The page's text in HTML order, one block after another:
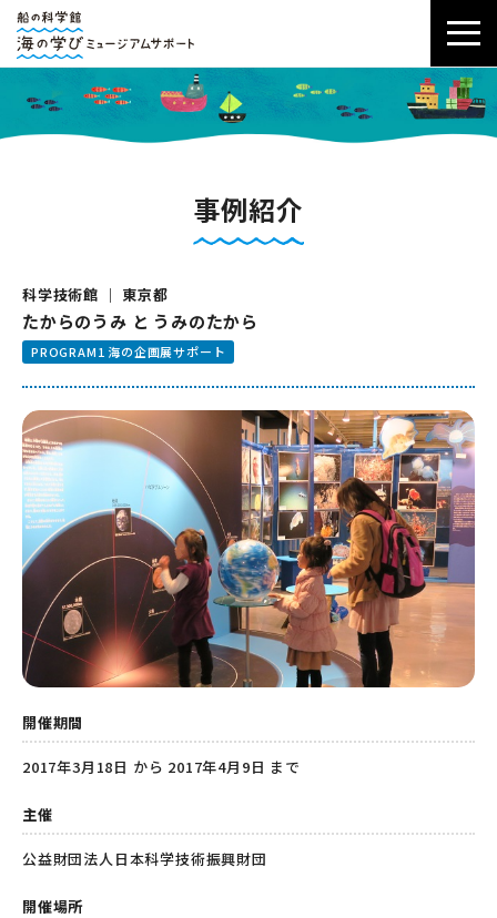
事例紹介
科学技術館 ｜ 東京都
たからのうみ と うみのたから
PROGRAM1 海の企画展サポート
開催期間
2017年3月18日 から 2017年4月9日 まで
主催
公益財団法人日本科学技術振興財団
開催場所